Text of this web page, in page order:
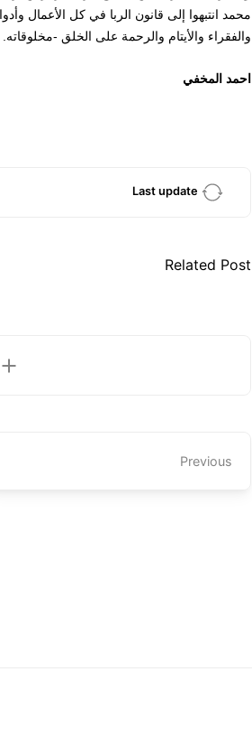
محمد انتبهوا إلى قانون الربا في كل الأعمال
والفقراء والأيتام والرحمة على الخلق -مخلوقاته.
احمد المخفي
Last update
Related Post
Previous